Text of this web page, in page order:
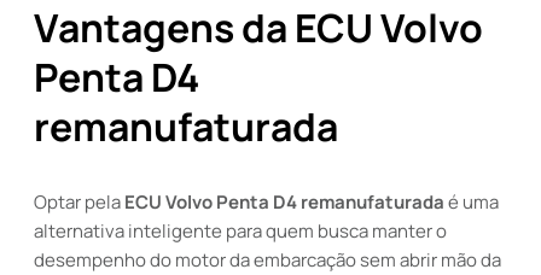
Vantagens da ECU Volvo
Penta D4
remanufaturada
Optar pelaECU Volvo Penta D4 remanufaturadaé uma
alternativa inteligente para quem busca manter o
desempenho do motor da embarcação sem abrir mão da